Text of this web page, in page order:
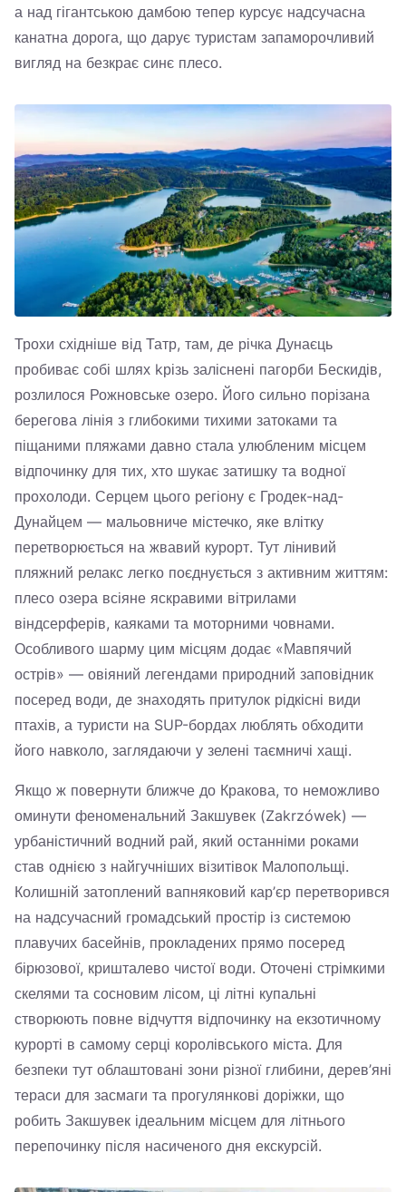
а над гігантською дамбою тепер курсує надсучасна
канатна дорога, що дарує туристам запаморочливий
вигляд на безкрає синє плесо.
Трохи східніше від Татр, там, де річка Дунаєць
пробиває собі шлях kрізь заліснені пагорби Бескидів,
розлилося Рожновське озеро. Його сильно порізана
берегова лінія з глибокими тихими затоками та
піщаними пляжами давно стала улюбленим місцем
відпочинку для тих, хто шукає затишку та водної
прохолоди. Серцем цього регіону є Гродек-над-
Дунайцем — мальовниче містечко, яке влітку
перетворюється на жвавий курорт. Тут лінивий
пляжний релакс легко поєднується з активним життям:
плесо озера всіяне яскравими вітрилами
віндсерферів, каяками та моторними човнами.
Особливого шарму цим місцям додає «Мавпячий
острів» — овіяний легендами природний заповідник
посеред води, де знаходять притулок рідкісні види
птахів, а туристи на SUP-бордах люблять обходити
його навколо, заглядаючи у зелені таємничі хащі.
Якщо ж повернути ближче до Кракова, то неможливо
оминути феноменальний Закшувек (Zakrzówek) —
урбаністичний водний рай, який останніми роками
став однією з найгучніших візитівок Малопольщі.
Колишній затоплений вапняковий кар’єр перетворився
на надсучасний громадський простір із системою
плавучих басейнів, прокладених прямо посеред
бірюзової, кришталево чистої води. Оточені стрімкими
скелями та сосновим лісом, ці літні купальні
створюють повне відчуття відпочинку на екзотичному
курорті в самому серці королівського міста. Для
безпеки тут облаштовані зони різної глибини, дерев’яні
тераси для засмаги та прогулянкові доріжки, що
робить Закшувек ідеальним місцем для літнього
перепочинку після насиченого дня екскурсій.